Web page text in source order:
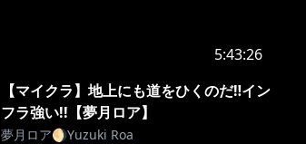
5:43:26
【マイクラ】地上にも道をひくのだ‼イン
フラ強い!!【夢月ロア】
夢月ロア🌖Yuzuki Roa